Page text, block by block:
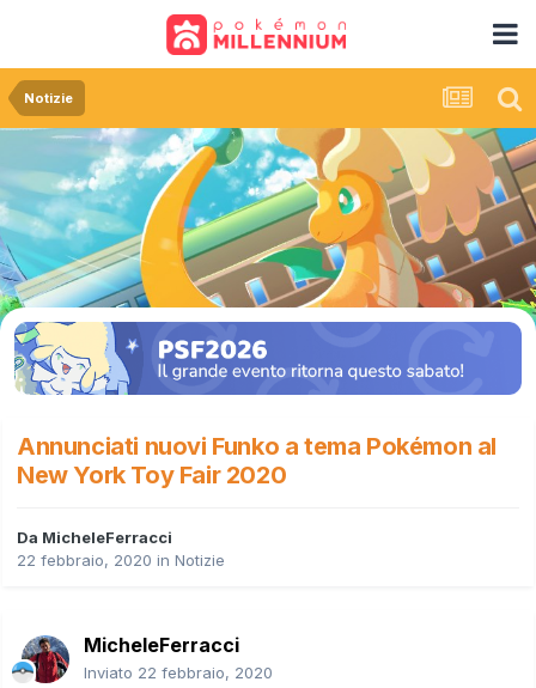
Notizie
Annunciati nuovi Funko a tema Pokémon al
New York Toy Fair 2020
Da MicheleFerracci
22 febbraio, 2020 in Notizie
MicheleFerracci
Inviato 22 febbraio, 2020